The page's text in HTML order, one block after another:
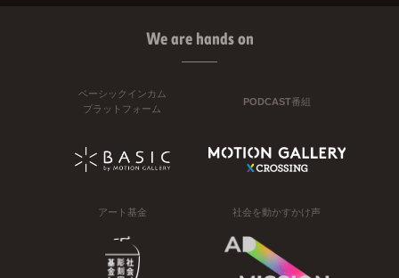
We are hands on
ベーシックインカム
プラットフォーム
PODCAST番組
アート基金 社会を動かすかけ声